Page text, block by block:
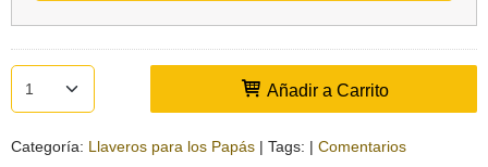
Añadir a Carrito
Categoría: Llaveros para los Papás | Tags: | Comentarios